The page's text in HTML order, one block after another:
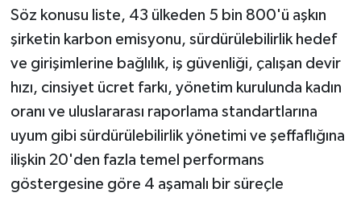
Söz konusu liste, 43 ülkeden 5 bin 800'ü aşkın
şirketin karbon emisyonu, sürdürülebilirlik hedef
ve girişimlerine bağlılık, iş güvenliği, çalışan devir
hızı, cinsiyet ücret farkı, yönetim kurulunda kadın
oranı ve uluslararası raporlama standartlarına
uyum gibi sürdürülebilirlik yönetimi ve şeffaflığına
ilişkin 20'den fazla temel performans
göstergesine göre 4 aşamalı bir süreçle